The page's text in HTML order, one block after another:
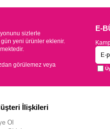
sizlerle
gün yeni ürünler eklenir.
görülemez veya
E-
İlişkileri
Ol